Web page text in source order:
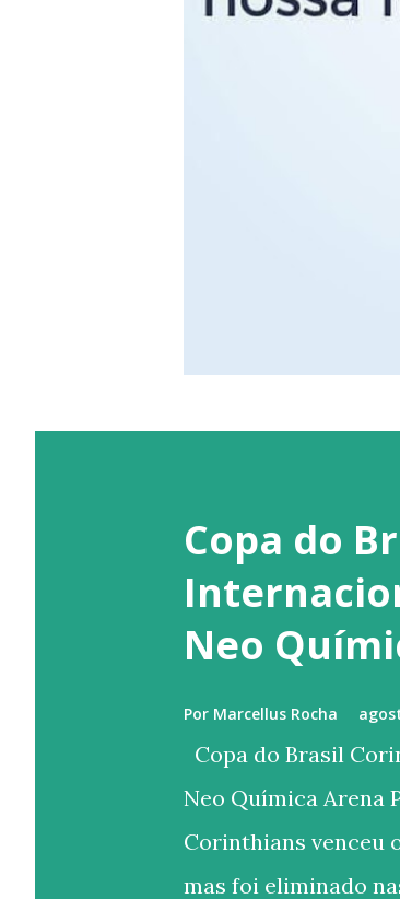
Copa do
Neo
Por Marcellus Rocha
Copa do Brasil
Neo Química Arena
Corinthians venceu
mas foi eliminado